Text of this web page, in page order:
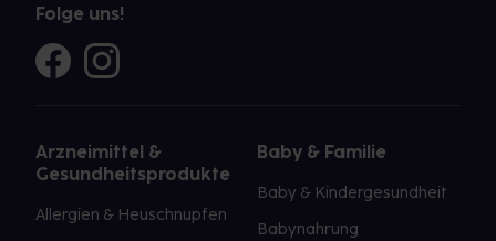
Folge uns!
Arzneimittel &
Gesundheitsprodukte
Allergien & Heuschnupfen
Baby & Familie
Baby & Kindergesundheit
Babynahrung